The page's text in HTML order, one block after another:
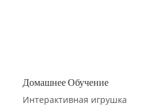
Домашнее Обучение
Интерактивная игрушка